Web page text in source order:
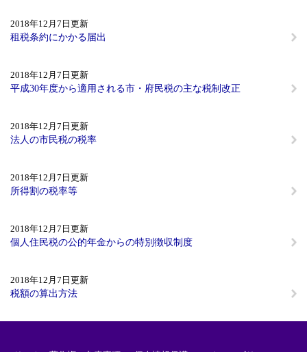
2018年12月7日更新
租税条約にかかる届出
2018年12月7日更新
平成30年度から適用される市・府民税の主な税制改正
2018年12月7日更新
法人の市民税の税率
2018年12月7日更新
所得割の税率等
2018年12月7日更新
個人住民税の公的年金からの特別徴収制度
2018年12月7日更新
税額の算出方法